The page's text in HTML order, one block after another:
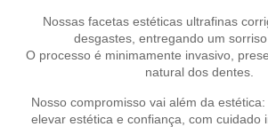
Nossas facetas estéticas ultrafinas
desgastes, entregando um sorriso
O processo é minimamente invasivo,
natural dos dentes.
Nosso compromisso vai além da
elevar estética e confiança, com cuidado